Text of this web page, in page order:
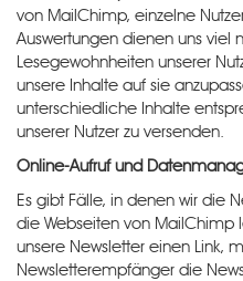
von MailChimp, einzelne
Auswertungen dienen uns viel
Lesegewohnheiten unserer
unsere Inhalte auf sie
unterschiedliche Inhalte
unserer Nutzer zu versenden.
Online-Aufruf und
Es gibt Fälle, in denen wir die
die Webseiten von MailChimp
unsere Newsletter einen Link,
Newsletterempfänger die